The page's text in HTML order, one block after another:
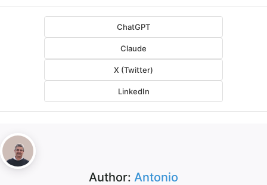
ChatGPT
Claude
X (Twitter)
LinkedIn
Author: Antonio